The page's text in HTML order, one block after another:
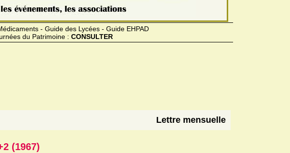
- Guide des Lycées - Guide EHPAD
du Patrimoine : CONSULTER
Lettre mensuelle
(1967)